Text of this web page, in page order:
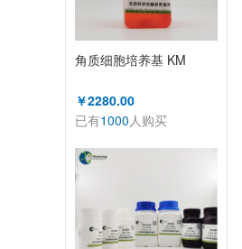
角质细胞培养基 KM
￥2280.00
已有1000人购买